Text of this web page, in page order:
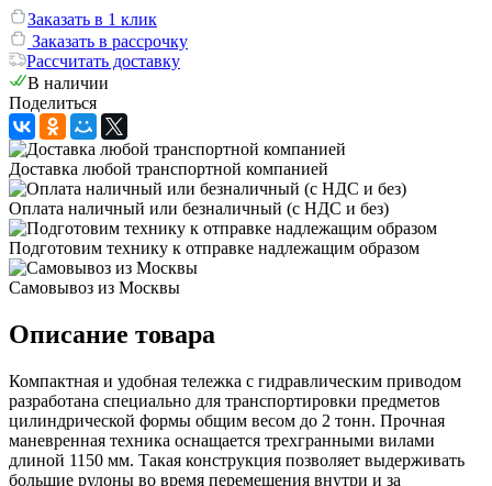
Заказать в 1 клик
Заказать в рассрочку
Рассчитать доставку
В наличии
Поделиться
Доставка любой транспортной компанией
Оплата наличный или безналичный (с НДС и без)
Подготовим технику к отправке надлежащим образом
Самовывоз из Москвы
Описание товара
Компактная и удобная тележка с гидравлическим приводом
разработана специально для транспортировки предметов
цилиндрической формы общим весом до 2 тонн. Прочная
маневренная техника оснащается трехгранными вилами
длиной 1150 мм. Такая конструкция позволяет выдерживать
большие рулоны во время перемещения внутри и за